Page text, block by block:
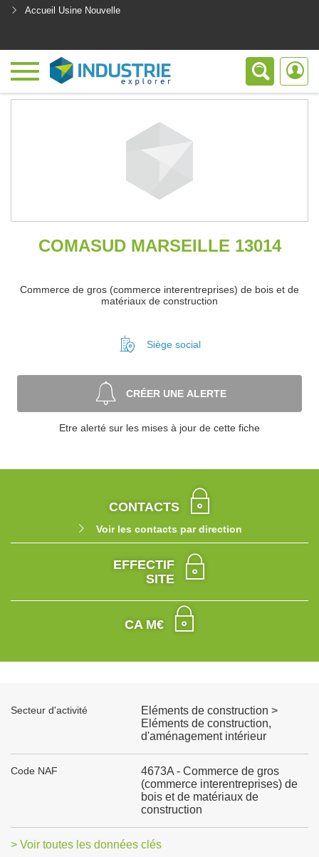
Accueil Usine Nouvelle
COMASUD MARSEILLE 13014
Commerce de gros (commerce interentreprises) de bois et de
matériaux de construction
Siège social
CRÉER UNE ALERTE
Etre alerté sur les mises à jour de cette fiche
CONTACTS
Voir les contacts par direction
EFFECTIF
SITE
CA M€
Secteur d'activité
Eléments de construction >
Eléments de construction,
d'aménagement intérieur
Code NAF
4673A - Commerce de gros
(commerce interentreprises) de
bois et de matériaux de
construction
> Voir toutes les données clés